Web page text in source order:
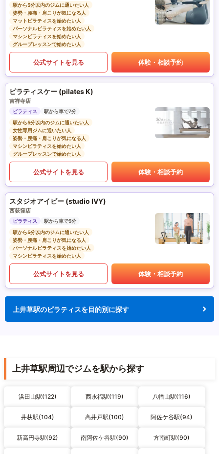
駅から5分以内のジムに通いたい人
姿勢・腰痛・肩こりが気になる人
マットピラティスを始めたい人
パーソナルピラティスを始めたい人
マシンピラティスを始めたい人
グループレッスンで始めたい人
公式サイトを見る 体験・相談予約
ピラティスケー (pilates K)
吉祥寺店
ピラティス
駅から車で7分
駅から5分以内のジムに通いたい人
女性専用ジムに通いたい人
姿勢・腰痛・肩こりが気になる人
マシンピラティスを始めたい人
グループレッスンで始めたい人
公式サイトを見る 体験・相談予約
スタジオアイビー (studio IVY)
西荻窪店
ピラティス
駅から車で5分
駅から5分以内のジムに通いたい人
姿勢・腰痛・肩こりが気になる人
パーソナルピラティスを始めたい人
マシンピラティスを始めたい人
公式サイトを見る 体験・相談予約
上井草駅のピラティスを目的別に探す
上井草駅周辺でジムを駅から探す
浜田山駅(122) 西永福駅(119) 八幡山駅(116)
井荻駅(104) 高井戸駅(100) 阿佐ケ谷駅(94)
新高円寺駅(92) 南阿佐ケ谷駅(90) 方南町駅(90)